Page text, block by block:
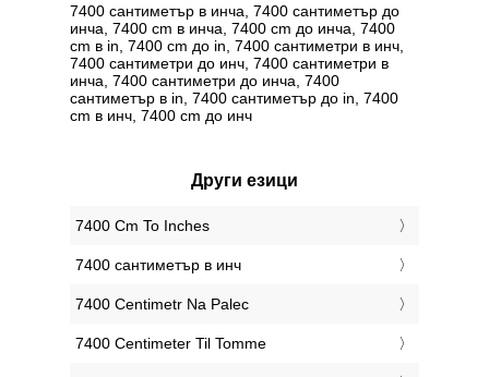
7400 сантиметър в инча, 7400 сантиметър до
инча, 7400 cm в инча, 7400 cm до инча, 7400
cm в in, 7400 cm до in, 7400 сантиметри в инч,
7400 сантиметри до инч, 7400 сантиметри в
инча, 7400 сантиметри до инча, 7400
сантиметър в in, 7400 сантиметър до in, 7400
cm в инч, 7400 cm до инч
Други езици
‎7400 Cm To Inches
‎7400 сантиметър в инч
‎7400 Centimetr Na Palec
‎7400 Centimeter Til Tomme